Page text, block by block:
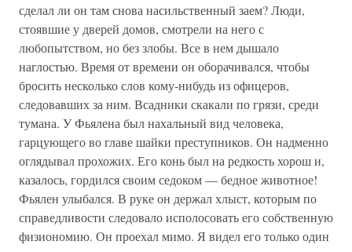
сделал ли он там снова насильственный заем? Люди,
стоявшие у дверей домов, смотрели на него с
любопытством, но без злобы. Все в нем дышало
наглостью. Время от времени он оборачивался, чтобы
бросить несколько слов кому-нибудь из офицеров,
следовавших за ним. Всадники скакали по грязи, среди
тумана. У Фьялена был нахальный вид человека,
гарцующего во главе шайки преступников. Он надменно
оглядывал прохожих. Его конь был на редкость хорош и,
казалось, гордился своим седоком — бедное животное!
Фьялен улыбался. В руке он держал хлыст, которым по
справедливости следовало исполосовать его собственную
физиономию. Он проехал мимо. Я видел его только один